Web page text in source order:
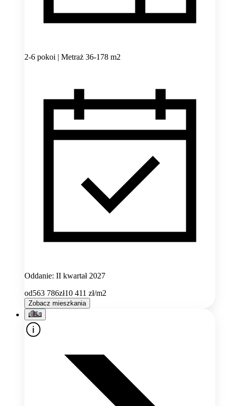
2-6 pokoi | Metraż 36-178 m2
Oddanie: II kwartał 2027
od563 786zł10 411 zł/m2
Zobacz mieszkania